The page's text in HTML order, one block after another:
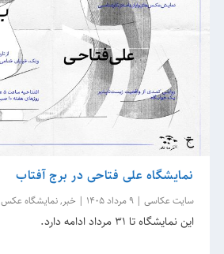
نمایشگاه علی فتاحی در برج آفتاب
سایت عکاسی |9 مرداد 1405 | خبر,نمایشگاه عکس
این نمایشگاه تا 31 مرداد ادامه دارد.